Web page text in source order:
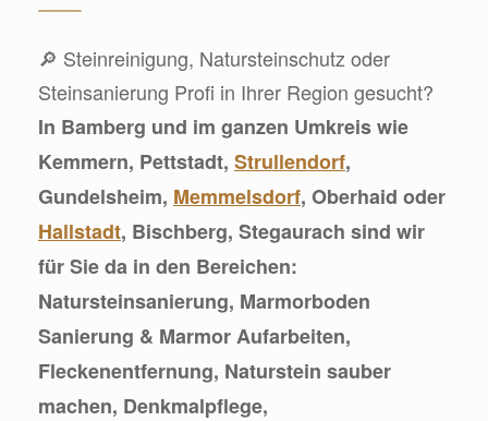
🔎 Steinreinigung, Natursteinschutz oder
Steinsanierung Profi in Ihrer Region gesucht?
In Bamberg und im ganzen Umkreis wie
Kemmern, Pettstadt, Strullendorf,
Gundelsheim, Memmelsdorf, Oberhaid oder
Hallstadt, Bischberg, Stegaurach sind wir
für Sie da in den Bereichen:
Natursteinsanierung, Marmorboden
Sanierung & Marmor Aufarbeiten,
Fleckenentfernung, Naturstein sauber
machen, Denkmalpflege,